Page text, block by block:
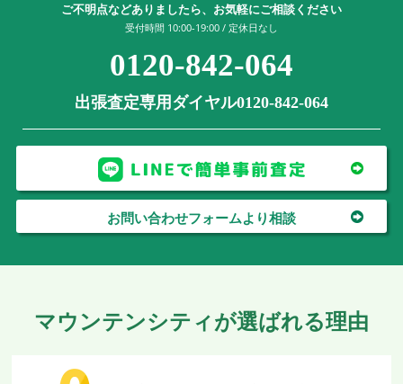
ご不明点などありましたら、お気軽にご相談ください
受付時間 10:00-19:00 / 定休日なし
0120-842-064
出張査定専用ダイヤル0120-842-064
お問い合わせフォームより相談
マウンテンシティが選ばれる理由